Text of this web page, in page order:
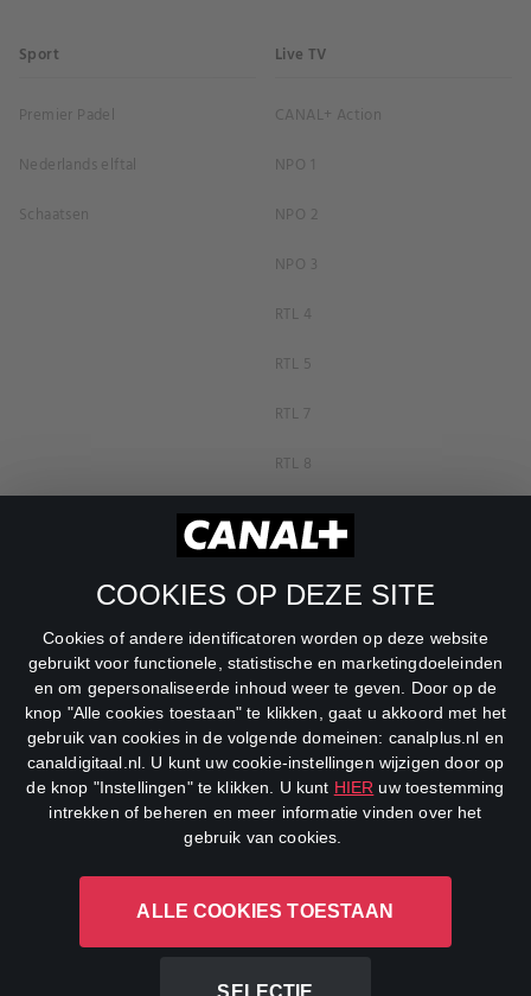
COOKIES OP DEZE SITE
Cookies of andere identificatoren worden op deze website
gebruikt voor functionele, statistische en marketingdoeleinden
en om gepersonaliseerde inhoud weer te geven. Door op de
knop "Alle cookies toestaan" te klikken, gaat u akkoord met het
gebruik van cookies in de volgende domeinen: canalplus.nl en
canaldigitaal.nl. U kunt uw cookie-instellingen wijzigen door op
de knop "Instellingen" te klikken. U kunt HIER uw toestemming
intrekken of beheren en meer informatie vinden over het
gebruik van cookies.
ALLE COOKIES TOESTAAN
SELECTIE
Sport
Premier Padel
Nederlands elftal
Schaatsen
Live TV
CANAL+ Action
NPO 1
NPO 2
NPO 3
RTL 4
RTL 5
RTL 7
RTL 8
RTL Z
SBS6
Veronica
DreamWorks Channel
CANAL+ Luxembourg S. à r.l., Rue Albert Borschette 4, L-1246